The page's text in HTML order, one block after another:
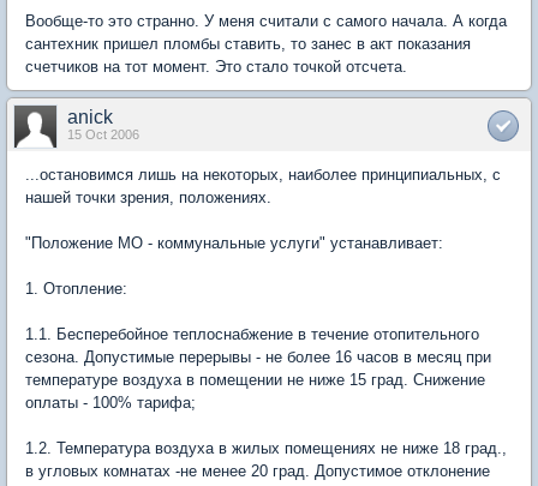
Вообще-то это странно. У меня считали с самого начала. А когда
сантехник пришел пломбы ставить, то занес в акт показания
счетчиков на тот момент. Это стало точкой отсчета.
anick
15 Oct 2006
...остановимся лишь на некоторых, наиболее принципиальных, с
нашей точки зрения, положениях.
"Положение МО - коммунальные услуги" устанавливает:
1. Отопление:
1.1. Бесперебойное теплоснабжение в течение отопительного
сезона. Допустимые перерывы - не более 16 часов в месяц при
температуре воздуха в помещении не ниже 15 град. Снижение
оплаты - 100% тарифа;
1.2. Температура воздуха в жилых помещениях не ниже 18 град.,
в угловых комнатах -не менее 20 град. Допустимое отклонение